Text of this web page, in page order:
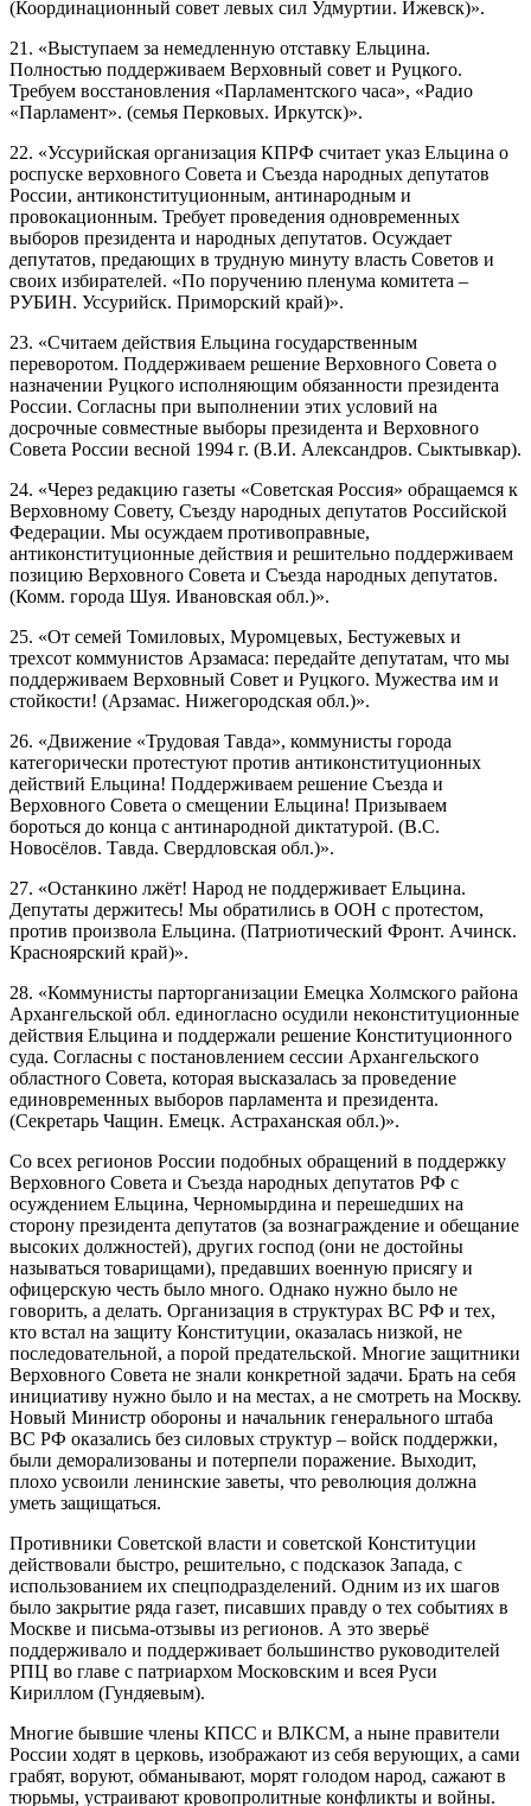
(Координационный совет левых сил Удмуртии. Ижевск)».
21. «Выступаем за немедленную отставку Ельцина.
Полностью поддерживаем Верховный совет и Руцкого.
Требуем восстановления «Парламентского часа», «Радио
«Парламент». (семья Перковых. Иркутск)».
22. «Уссурийская организация КПРФ считает указ Ельцина о
роспуске верховного Совета и Съезда народных депутатов
России, антиконституционным, антинародным и
провокационным. Требует проведения одновременных
выборов президента и народных депутатов. Осуждает
депутатов, предающих в трудную минуту власть Советов и
своих избирателей. «По поручению пленума комитета –
РУБИН. Уссурийск. Приморский край)».
23. «Считаем действия Ельцина государственным
переворотом. Поддерживаем решение Верховного Совета о
назначении Руцкого исполняющим обязанности президента
России. Согласны при выполнении этих условий на
досрочные совместные выборы президента и Верховного
Совета России весной 1994 г. (В.И. Александров. Сыктывкар).
24. «Через редакцию газеты «Советская Россия» обращаемся к
Верховному Совету, Съезду народных депутатов Российской
Федерации. Мы осуждаем противоправные,
антиконституционные действия и решительно поддерживаем
позицию Верховного Совета и Съезда народных депутатов.
(Комм. города Шуя. Ивановская обл.)».
25. «От семей Томиловых, Муромцевых, Бестужевых и
трехсот коммунистов Арзамаса: передайте депутатам, что мы
поддерживаем Верховный Совет и Руцкого. Мужества им и
стойкости! (Арзамас. Нижегородская обл.)».
26. «Движение «Трудовая Тавда», коммунисты города
категорически протестуют против антиконституционных
действий Ельцина! Поддерживаем решение Съезда и
Верховного Совета о смещении Ельцина! Призываем
бороться до конца с антинародной диктатурой. (В.С.
Новосёлов. Тавда. Свердловская обл.)».
27. «Останкино лжёт! Народ не поддерживает Ельцина.
Депутаты держитесь! Мы обратились в ООН с протестом,
против произвола Ельцина. (Патриотический Фронт. Ачинск.
Красноярский край)».
28. «Коммунисты парторганизации Емецка Холмского района
Архангельской обл. единогласно осудили неконституционные
действия Ельцина и поддержали решение Конституционного
суда. Согласны с постановлением сессии Архангельского
областного Совета, которая высказалась за проведение
единовременных выборов парламента и президента.
(Секретарь Чащин. Емецк. Астраханская обл.)».
Со всех регионов России подобных обращений в поддержку
Верховного Совета и Съезда народных депутатов РФ с
осуждением Ельцина, Черномырдина и перешедших на
сторону президента депутатов (за вознаграждение и обещание
высоких должностей), других господ (они не достойны
называться товарищами), предавших военную присягу и
офицерскую честь было много. Однако нужно было не
говорить, а делать. Организация в структурах ВС РФ и тех,
кто встал на защиту Конституции, оказалась низкой, не
последовательной, а порой предательской. Многие защитники
Верховного Совета не знали конкретной задачи. Брать на себя
инициативу нужно было и на местах, а не смотреть на Москву.
Новый Министр обороны и начальник генерального штаба
ВС РФ оказались без силовых структур – войск поддержки,
были деморализованы и потерпели поражение. Выходит,
плохо усвоили ленинские заветы, что революция должна
уметь защищаться.
Противники Советской власти и советской Конституции
действовали быстро, решительно, с подсказок Запада, с
использованием их спецподразделений. Одним из их шагов
было закрытие ряда газет, писавших правду о тех событиях в
Москве и письма-отзывы из регионов. А это зверьё
поддерживало и поддерживает большинство руководителей
РПЦ во главе с патриархом Московским и всея Руси
Кириллом (Гундяевым).
Многие бывшие члены КПСС и ВЛКСМ, а ныне правители
России ходят в церковь, изображают из себя верующих, а сами
грабят, воруют, обманывают, морят голодом народ, сажают в
тюрьмы, устраивают кровопролитные конфликты и войны.